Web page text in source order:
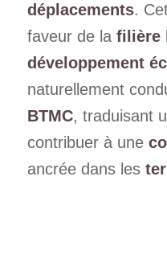
déplacements.
faveur de la filière
développement
naturellement
BTMC, traduisant
contribuer à une
ancrée dans les